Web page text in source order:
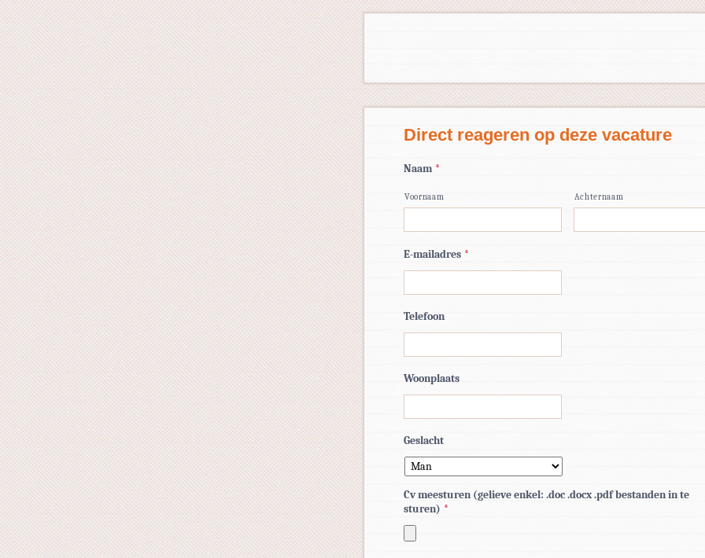
Direct reageren op deze vacature
Naam *
Voornaam Achternaam
E-mailadres *
Telefoon
Woonplaats
Geslacht
Cv meesturen (gelieve enkel: .doc .docx .pdf bestanden in te
sturen) *